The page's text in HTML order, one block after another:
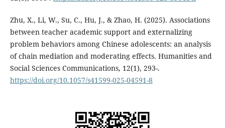
Zhu, X., Li, W., Su, C., Hu, J., & Zhao, H. (2025). Associations
between teacher academic support and externalizing
problem behaviors among Chinese adolescents: an analysis
of chain mediation and moderating effects. Humanities and
Social Sciences Communications, 12(1), 293-.
https://doi.org/10.1057/s41599-025-04591-8